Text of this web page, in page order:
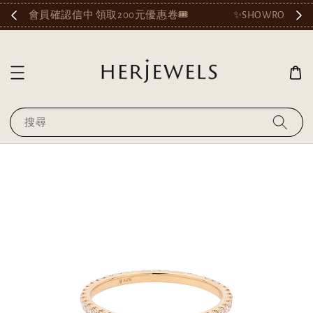
卷🎟️ ✨SHOWROOM OPEN AT KAOHSIUNG✨
搜尋